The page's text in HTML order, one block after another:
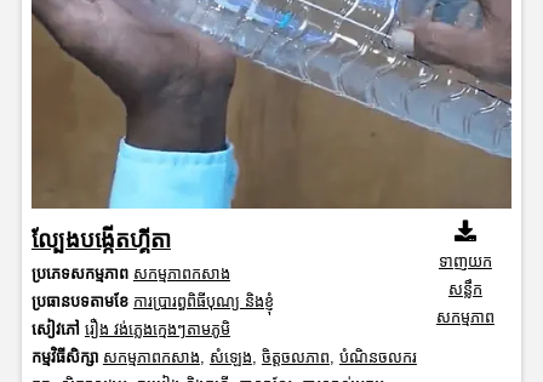
ល្បែងបង្កើតហ្គីតា
ប្រភេទសកម្មភាព សកម្មភាពកសាង
ប្រធានបទតាមខែ ការប្រារព្ធពិធីបុណ្យ និងខ្ញុំ
សៀវភៅ រឿង វង់ភ្លេងក្មេងៗតាមភូមិ
កម្មវិធីសិក្សា សកម្មភាពកសាង, សំឡេង, ចិត្តចលភាព, បំណិនចលករ
ទាញយក
សន្លឹក
សកម្មភាព